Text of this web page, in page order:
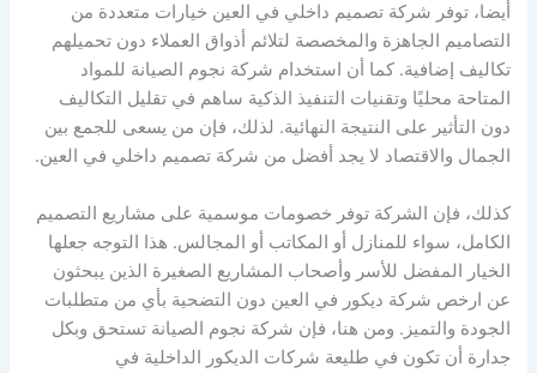
أيضا، توفر شركة تصميم داخلي في العين خيارات متعددة من
التصاميم الجاهزة والمخصصة لتلائم أذواق العملاء دون تحميلهم
تكاليف إضافية. كما أن استخدام شركة نجوم الصيانة للمواد
المتاحة محليًا وتقنيات التنفيذ الذكية ساهم في تقليل التكاليف
دون التأثير على النتيجة النهائية. لذلك، فإن من يسعى للجمع بين
الجمال والاقتصاد لا يجد أفضل من شركة تصميم داخلي في العين.
كذلك، فإن الشركة توفر خصومات موسمية على مشاريع التصميم
الكامل، سواء للمنازل أو المكاتب أو المجالس. هذا التوجه جعلها
الخيار المفضل للأسر وأصحاب المشاريع الصغيرة الذين يبحثون
عن ارخص شركة ديكور في العين دون التضحية بأي من متطلبات
الجودة والتميز. ومن هنا، فإن شركة نجوم الصيانة تستحق وبكل
جدارة أن تكون في طليعة شركات الديكور الداخلية في